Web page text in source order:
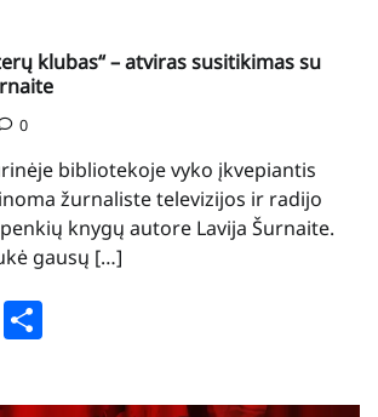
klubas“ – atviras susitikimas su
0
bibliotekoje vyko įkvepiantis
žurnaliste televizijos ir radijo
knygų autore Lavija Šurnaite.
gausų […]
Email